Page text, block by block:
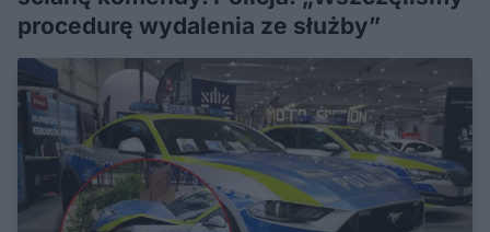
procedurę wydalenia ze służby”